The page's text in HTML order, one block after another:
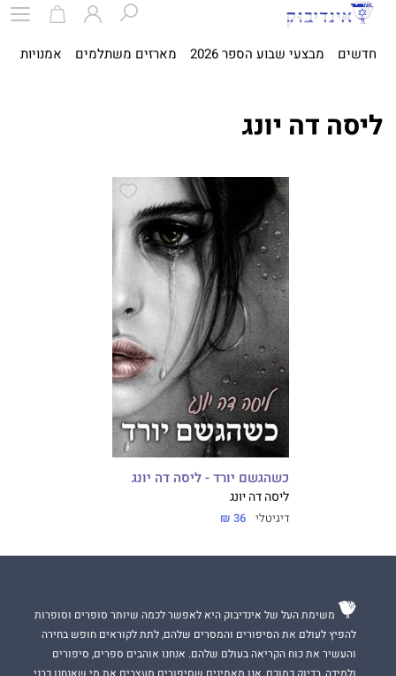
חדשים מבצעי שבוע הספר 2026 מארזים משתלמים אמנויות
ליסה דה יונג
כשהגשם יורד - ליסה דה יונג
ליסה דה יונג
דיגיטלי 36 ₪
משימת העל של אינדיבוק היא לאפשר לכמה שיותר סופרים וסופרות
להפיץ לעולם את הסיפורים והמסרים שלהם, לתת לקוראים חופש בחירה
והעשיר את כוח הקריאה בעולם שלהם. אנחנו אוהבים ספרים, סיפורים